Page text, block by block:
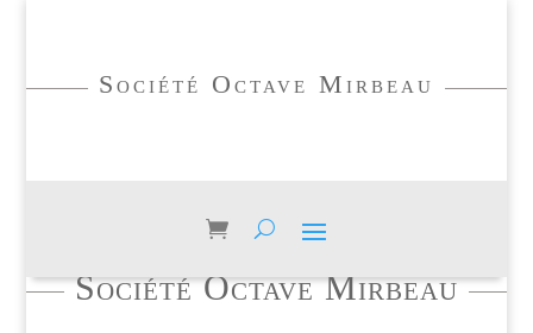
Société Octave Mirbeau
Société Octave Mirbeau